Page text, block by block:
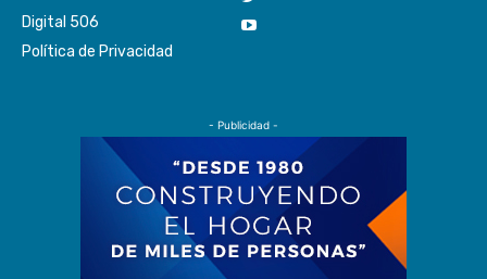
Digital 506
Política de Privacidad
- Publicidad -